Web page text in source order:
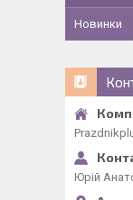
Новинки
Юрій